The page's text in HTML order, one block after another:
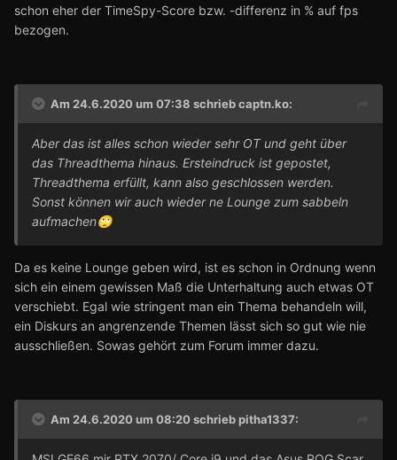
schon eher der TimeSpy-Score bzw. -differenz in % auf fps
bezogen.
Am 24.6.2020 um 07:38 schriebcaptn.ko:
Aber das ist alles schon wieder sehr OT und geht über
das Threadthema hinaus. Ersteindruck ist gepostet,
Threadthema erfüllt, kann also geschlossen werden.
Sonst können wir auch wieder ne Lounge zum sabbeln
aufmachen🙄
Da es keine Lounge geben wird, ist es schon in Ordnung wenn
sich ein einem gewissen Maß die Unterhaltung auch etwas OT
verschiebt. Egal wie stringent man ein Thema behandeln will,
ein Diskurs an angrenzende Themen lässt sich so gut wie nie
ausschließen. Sowas gehört zum Forum immer dazu.
Am 24.6.2020 um 08:20 schriebpitha1337: